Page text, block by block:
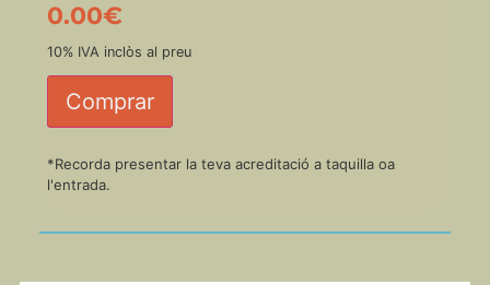
0.00€
10% IVA inclòs al preu
Comprar
*Recorda presentar la teva acreditació a taquilla oa
l'entrada.